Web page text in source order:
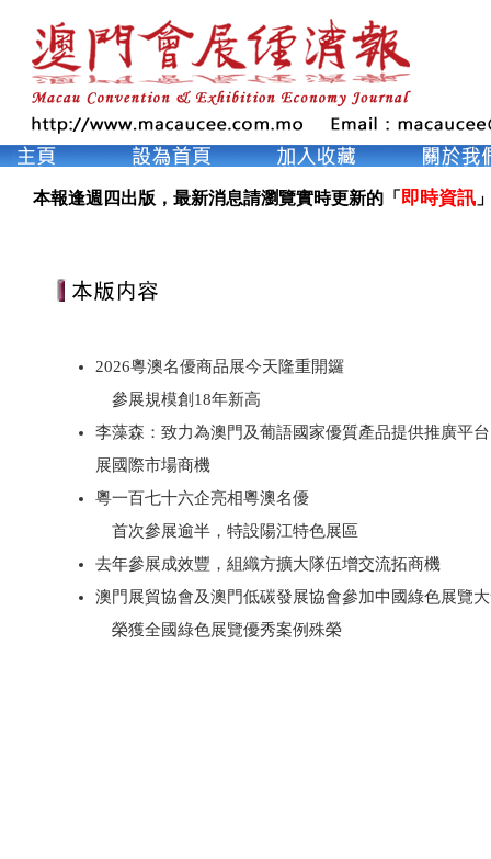
本報逢週四出版，最新消息請瀏覽實時更新的「 即時資訊
2026粵澳名優商品展今天隆重開鑼
參展規模創18年新高
李藻森：致力為澳門及葡語國家優質產品提供推廣平
展國際市場商機
粵一百七十六企亮相粵澳名優
首次參展逾半，特設陽江特色展區
去年參展成效豐，組織方擴大隊伍增交流拓商機
澳門展貿協會及澳門低碳發展協會參加中國綠色展覽
榮獲全國綠色展覽優秀案例殊榮